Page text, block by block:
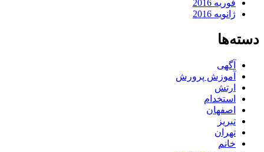
فوریه 2016
ژانویه 2016
دسته‌ها
آگهی
آموزش پرورش
ارتش
استخدام
اصفهان
تبریز
تهران
خانم